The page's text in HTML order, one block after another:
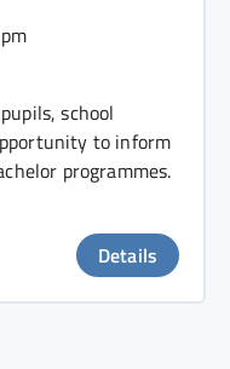
school
to inform
programmes.
Details